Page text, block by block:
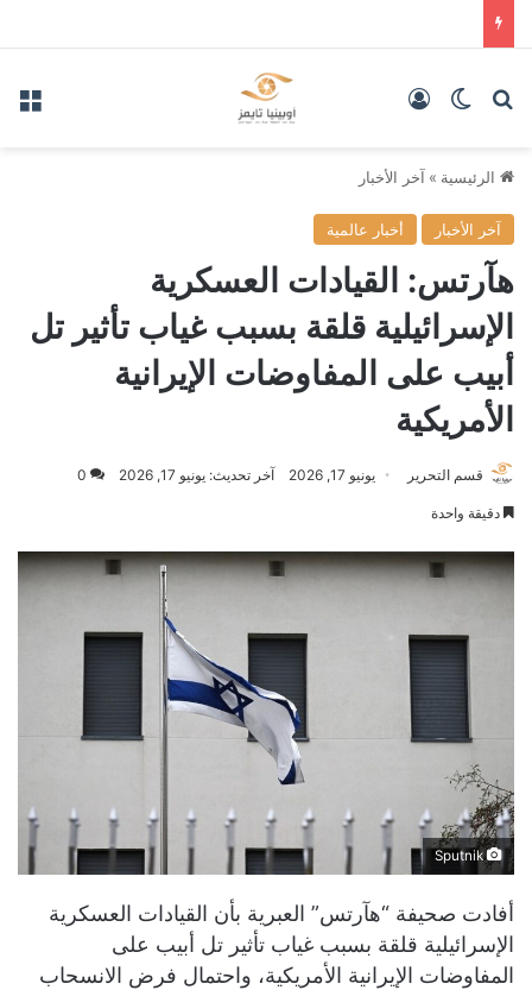
بحث عنالوضع المظلم
الرئيسية » آخر الأخبار
آخر الأخبار أخبار عالمية
هآرتس: القيادات العسكرية
الإسرائيلية قلقة بسبب غياب تأثير تل
أبيب على المفاوضات الإيرانية
الأمريكية
قسم التحرير يونيو 17, 2026 آخر تحديث: يونيو 17, 2026 0
دقيقة واحدة
Sputnik
أفادت صحيفة “هآرتس” العبرية بأن القيادات العسكرية
الإسرائيلية قلقة بسبب غياب تأثير تل أبيب على
المفاوضات الإيرانية الأمريكية، واحتمال فرض الانسحاب